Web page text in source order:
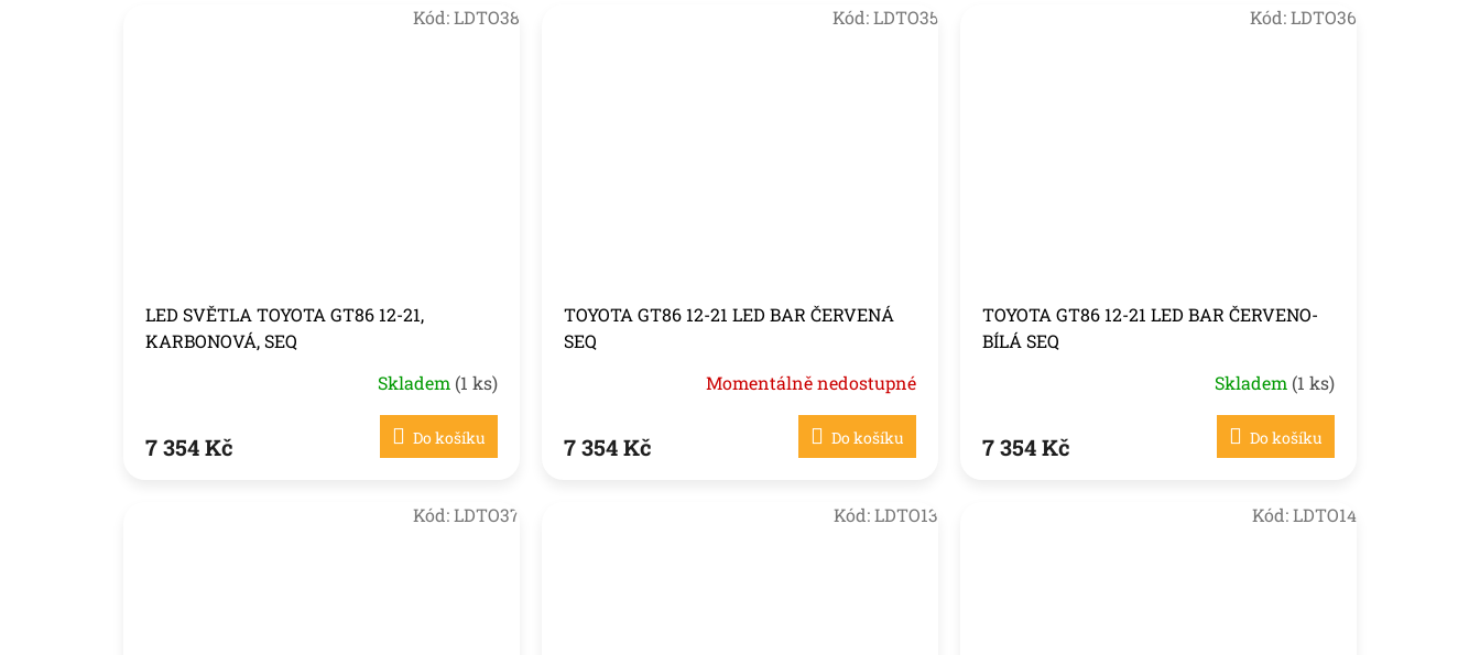
LED SVĚTLA TOYOTA GT86 12-21,
KARBONOVÁ, SEQ
Skladem (1 ks)
7 354 Kč Do košíku
Kód:LDTO38
TOYOTA GT86 12-21 LED BAR ČERVENÁ
SEQ
Momentálně nedostupné
7 354 Kč Do košíku
Kód:LDTO35
TOYOTA GT86 12-21 LED BAR ČERVENO-
BÍLÁ SEQ
Skladem (1 ks)
7 354 Kč Do košíku
Kód:LDTO36
Kód:LDTO37 Kód:LDTO13 Kód:LDTO14